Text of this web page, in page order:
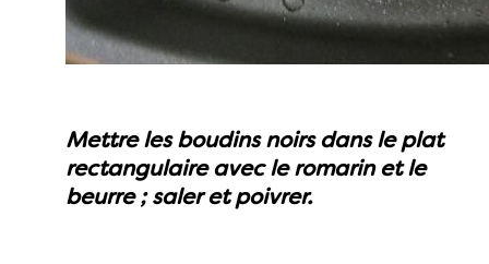
Mettre les boudins noirs dans le plat
rectangulaire avec le romarin et le
beurre ; saler et poivrer.